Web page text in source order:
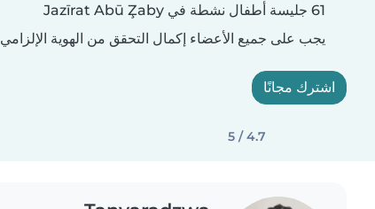
61 جليسة أطفال نشطة في Jazīrat Abū Z̧aby
يجب على جميع الأعضاء إكمال التحقق من الهوية الإلزامي
اشترك مجانًا
4.7 / 5